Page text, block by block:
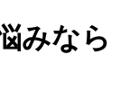
みなら